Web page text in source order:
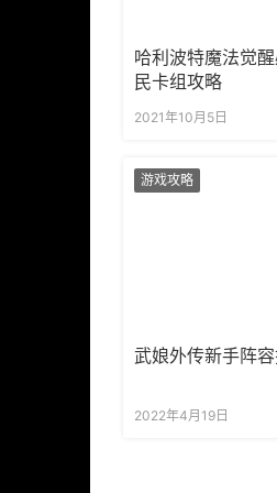
哈利波特魔法觉
民卡组攻略
2021年10月5日
游戏攻略
武娘外传新手阵
2022年4月19日